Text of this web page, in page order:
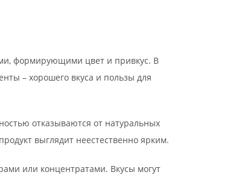
формирующими цвет и привкус. В
– хорошего вкуса и пользы для
отказываются от натуральных
выглядит неестественно ярким.
или концентратами. Вкусы могут